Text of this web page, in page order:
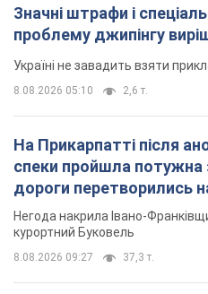
Значні штрафи і
проблему джипінгу
Україні не завадить взяти
8.08.2026 05:10 2,6 т.
На Прикарпатті після
спеки пройшла потужна
дороги перетворились
Відео
Негода накрила Івано-
курортний Буковель
8.08.2026 09:27 37,3 т.